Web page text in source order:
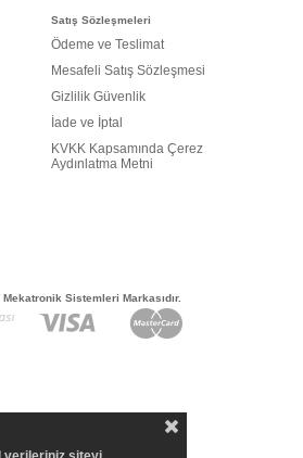
Satış Sözleşmeleri
Ödeme ve Teslimat
Mesafeli Satış Sözleşmesi
Gizlilik Güvenlik
İade ve İptal
KVKK Kapsamında Çerez
Aydınlatma Metni
Mekatronik Sistemleri Markasıdır.